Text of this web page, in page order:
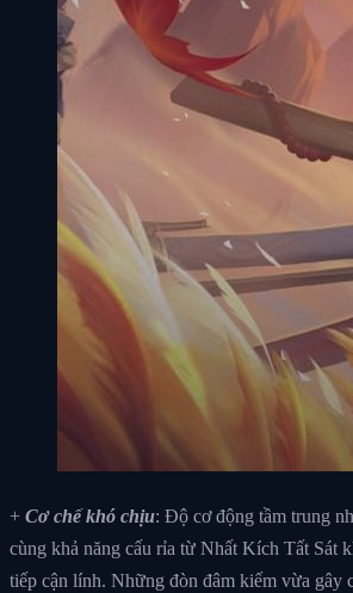
+ Cơ chế khó chịu: Độ cơ động tầm trung
cùng khả năng cấu rỉa từ Nhất Kích Tất Sát
tiếp cận lính. Những đòn đâm kiếm vừa gây